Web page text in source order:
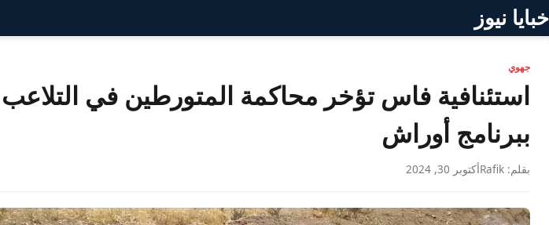
خبايا نيوز
جهوي
استئنافية فاس تؤخر محاكمة المتورطين في التلاعب
ببرنامج أوراش
بقلم: Rafik أكتوبر 30, 2024